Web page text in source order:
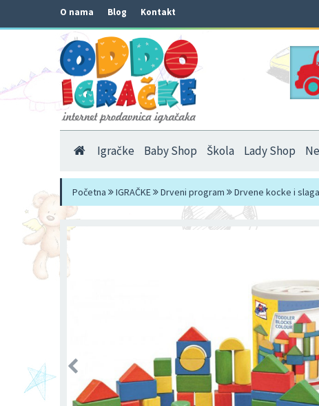
O nama Blog Kontakt
Igračke Baby Shop Škola Lady Shop
Početna IGRAČKE Drveni program Drvene kocke i